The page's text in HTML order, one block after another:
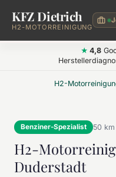
Zum Hauptinhalt
KFZ Dietrich
H2-MOTORREINIGUNG
★ 4,8
H2-
Benziner-Spezialist 50
H2-
Duderstadt